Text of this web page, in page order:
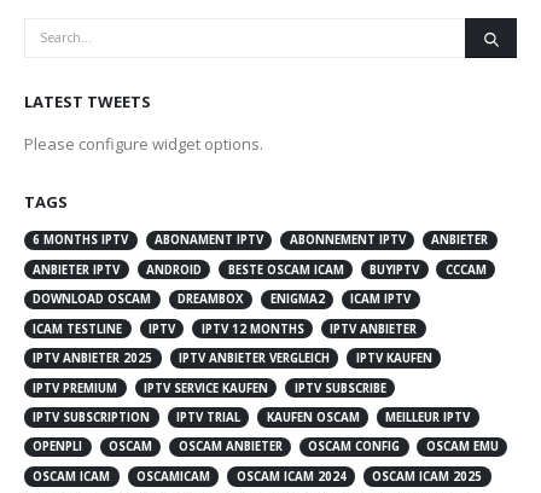
LATEST TWEETS
Please configure widget options.
TAGS
6 MONTHS IPTV ABONAMENT IPTV ABONNEMENT IPTV
ANBIETER
ANBIETER IPTV
ANDROID BESTE OSCAM ICAM BUYIPTV
CCCAM
DOWNLOAD OSCAM
DREAMBOX ENIGMA2
ICAM IPTV
ICAM TESTLINE
IPTV IPTV 12 MONTHS
IPTV ANBIETER
IPTV ANBIETER 2025
IPTV ANBIETER VERGLEICH
IPTV KAUFEN
IPTV PREMIUM
IPTV SERVICE KAUFEN
IPTV SUBSCRIBE
IPTV SUBSCRIPTION
IPTV TRIAL KAUFEN OSCAM
MEILLEUR IPTV
OPENPLI
OSCAM OSCAM ANBIETER OSCAM CONFIG
OSCAM EMU
OSCAM ICAM
OSCAMICAM OSCAM ICAM 2024
OSCAM ICAM 2025